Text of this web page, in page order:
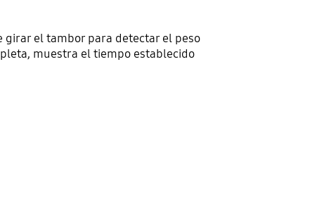
girar el tambor para detectar el peso
muestra el tiempo establecido